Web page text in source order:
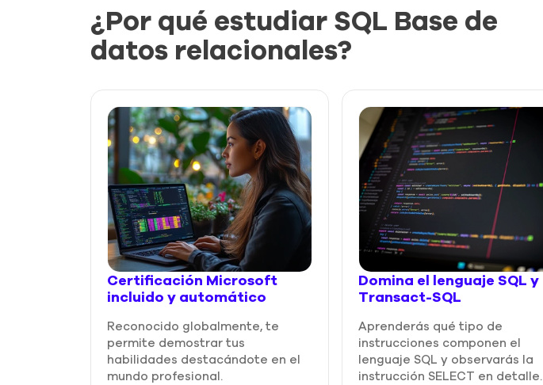
¿Por qué estudiar SQL Base de
datos relacionales?
Certificación Microsoft
incluido y automático
Reconocido globalmente, te
permite demostrar tus
habilidades destacándote en el
mundo profesional.
Domina el lenguaje SQL y
Transact-SQL
Aprenderás qué tipo de
instrucciones componen el
lenguaje SQL y observarás la
instrucción SELECT en detalle.